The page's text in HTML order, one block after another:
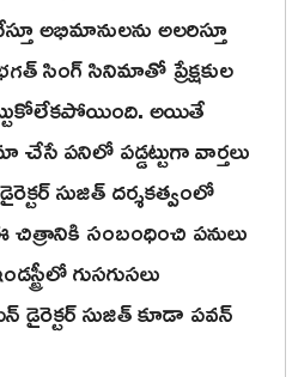
అభిమానులను అలరిస్తూ
సింగ్ సినిమాతో ప్రేక్షకుల
అయితే
చేసే పనిలో పడ్డట్టుగా వార్తలు
సుజిత్ దర్శకత్వంలో
చిత్రానికి సంబంధించి పనులు
గుసగుసలు
డైరెక్టర్ సుజిత్ కూడా పవన్